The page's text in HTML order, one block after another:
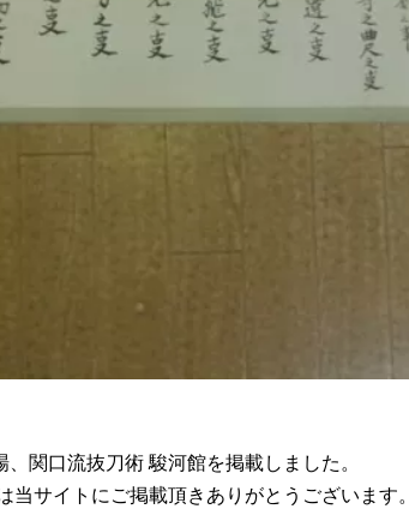
関口流抜刀術 駿河館を掲載しました。
当サイトにご掲載頂きありがとうございます。